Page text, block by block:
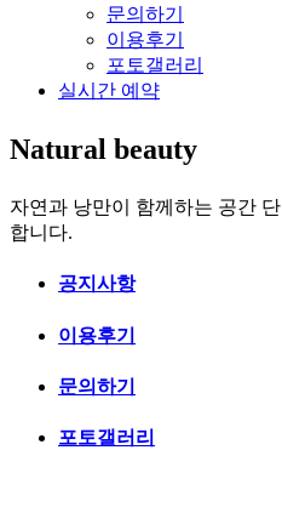
문의하기
이용후기
포토갤러리
실시간 예약
Natural beauty
자연과 낭만이 함께하는 공간
합니다.
공지사항
이용후기
문의하기
포토갤러리